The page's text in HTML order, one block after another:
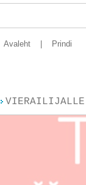
Avaleht Prindi
VIERAILIJALLE